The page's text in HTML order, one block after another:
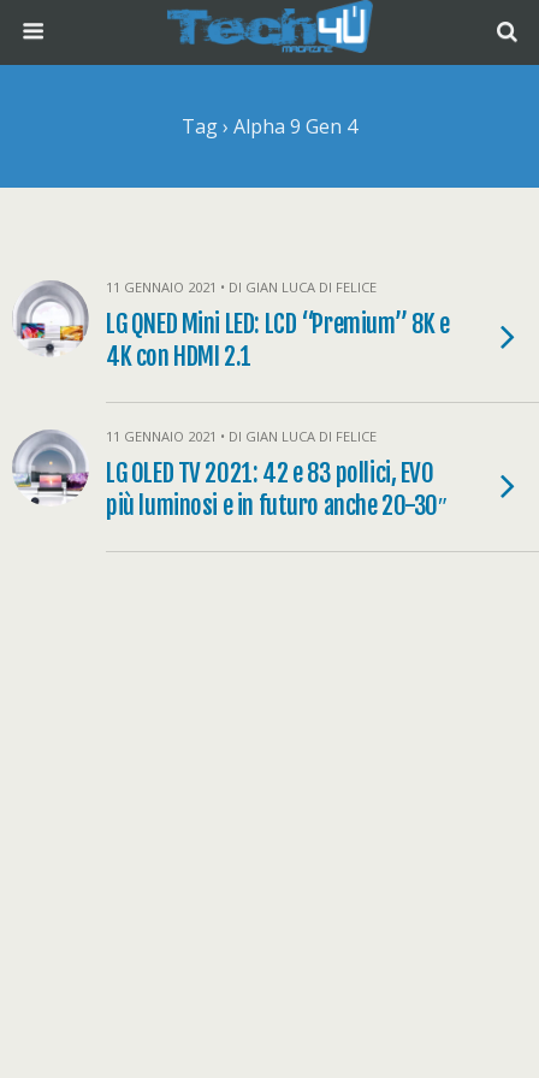
Tag › Alpha 9 Gen 4
11 GENNAIO 2021 • DI GIAN LUCA DI FELICE
LG QNED Mini LED: LCD “Premium” 8K e
4K con HDMI 2.1
11 GENNAIO 2021 • DI GIAN LUCA DI FELICE
LG OLED TV 2021: 42 e 83 pollici, EVO
più luminosi e in futuro anche 20-30″